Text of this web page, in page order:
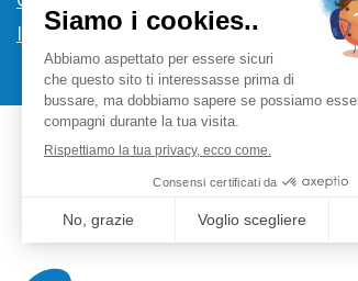
Iscrizione alla Newsletter